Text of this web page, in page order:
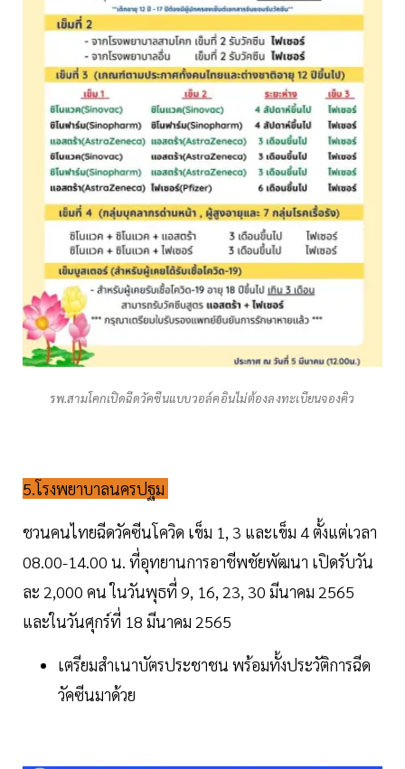
รพ.สามโคกเปิดฉีดวัคซีนแบบวอล์คอินไม่ต้องลงทะเบียนจองคิว
5.โรงพยาบาลนครปฐม
ชวนคนไทยฉีดวัคซีนโควิด เข็ม 1, 3 และเข็ม 4 ตั้งแต่เวลา
08.00-14.00 น. ที่อุทยานการอาชีพชัยพัฒนา เปิดรับวัน
ละ 2,000 คน ในวันพุธที่ 9, 16, 23, 30 มีนาคม 2565
และในวันศุกร์ที่ 18 มีนาคม 2565
เตรียมสำเนาบัตรประชาชน พร้อมทั้งประวัติการฉีด
วัคซีนมาด้วย